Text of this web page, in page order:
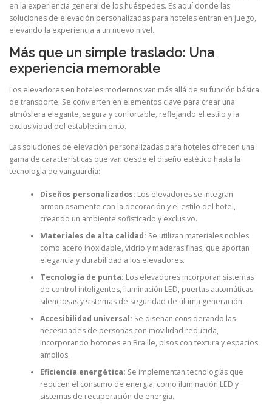
en la experiencia general de los huéspedes. Es aquí donde las
soluciones de elevación personalizadas para hoteles entran en juego,
elevando la experiencia a un nuevo nivel.
Más que un simple traslado: Una
experiencia memorable
Los elevadores en hoteles modernos van más allá de su función básica
de transporte. Se convierten en elementos clave para crear una
atmósfera elegante, segura y confortable, reflejando el estilo y la
exclusividad del establecimiento.
Las soluciones de elevación personalizadas para hoteles ofrecen una
gama de características que van desde el diseño estético hasta la
tecnología de vanguardia:
Diseños personalizados: Los elevadores se integran
armoniosamente con la decoración y el estilo del hotel,
creando un ambiente sofisticado y exclusivo.
Materiales de alta calidad: Se utilizan materiales nobles
como acero inoxidable, vidrio y maderas finas, que aportan
elegancia y durabilidad a los elevadores.
Tecnología de punta: Los elevadores incorporan sistemas
de control inteligentes, iluminación LED, puertas automáticas
silenciosas y sistemas de seguridad de última generación.
Accesibilidad universal: Se diseñan considerando las
necesidades de personas con movilidad reducida,
incorporando botones en Braille, pisos con textura y espacios
amplios.
Eficiencia energética: Se implementan tecnologías que
reducen el consumo de energía, como iluminación LED y
sistemas de recuperación de energía.